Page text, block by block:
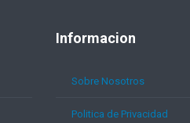
Informacion
Sobre Nosotros
Politica de Privacidad